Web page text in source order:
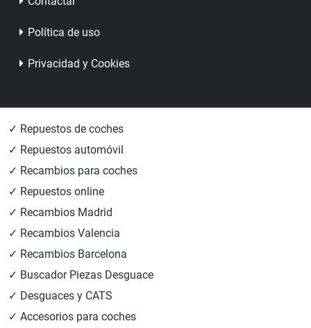
Política de uso
Privacidad y Cookies
✓ Repuestos de coches
✓ Repuestos automóvil
✓ Recambios para coches
✓ Repuestos online
✓ Recambios Madrid
✓ Recambios Valencia
✓ Recambios Barcelona
✓ Buscador Piezas Desguace
✓ Desguaces y CATS
✓ Accesorios para coches